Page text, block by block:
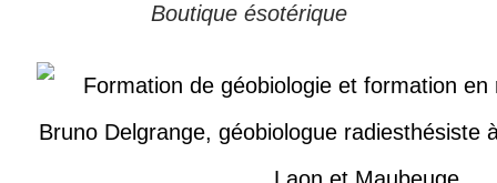
Boutique ésotérique